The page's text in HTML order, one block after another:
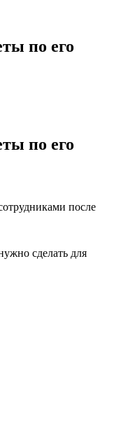
по его
по его
после
сделать для